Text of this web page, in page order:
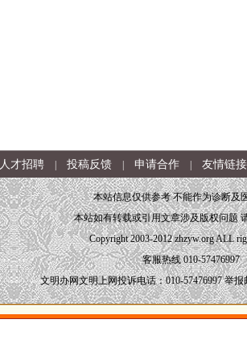
人才招聘 投稿反馈 申请合作 友情链接
本站信息仅供参考 不能作为诊断及
本站如有转载或引用文章涉及版权问题
Copyright 2003-2012 zhzyw.org ALL
客服热线 010-57476997
文明办网文明上网投诉电话：010-57476997 举报